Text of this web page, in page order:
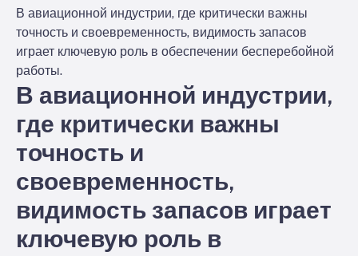
В авиационной индустрии, где критически важны
точность и своевременность, видимость запасов
играет ключевую роль в обеспечении бесперебойной
работы.
В авиационной индустрии,
где критически важны
точность и
своевременность,
видимость запасов играет
ключевую роль в